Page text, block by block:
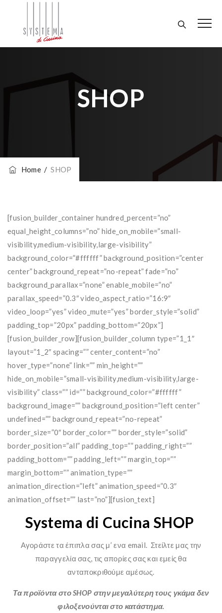
SHOP
Home/SHOP
[fusion_builder_container hundred_percent=”no”
equal_height_columns=”no” hide_on_mobile=”small-
visibility,medium-visibility,large-visibility”
background_color=”#ffffff” background_position=”center
center” background_repeat=”no-repeat” fade=”no”
background_parallax=”none” enable_mobile=”no”
parallax_speed=”0.3″ video_aspect_ratio=”16:9″
video_loop=”yes” video_mute=”yes” border_style=”solid”
padding_top=”20px” padding_bottom=”20px”]
[fusion_builder_row][fusion_builder_column type=”1_1″
layout=”1_2″ spacing=”” center_content=”no”
hover_type=”none” link=”” min_height=””
hide_on_mobile=”small-visibility,medium-visibility,large-
visibility” class=”” id=”” background_color=”#ffffff”
background_image=”” background_position=”left center”
undefined=”” background_repeat=”no-repeat”
border_size=”0″ border_color=”” border_style=”solid”
border_position=”all” padding_top=”” padding_right=””
padding_bottom=”” padding_left=”” margin_top=””
margin_bottom=”” animation_type=””
animation_direction=”left” animation_speed=”0.3″
animation_offset=”” last=”no”][fusion_text]
Systema di Cucina SHOP
Αγοράστε τα έπιπλα σας μ’ ενα email. Στείλτε μας την
παραγγελία σας, τις απορίες σας και εμείς θα
ανταποκριθούμε αμέσως.
Τα προϊόντα στοSHOP στην μεγαλύτερη τους γκάμα δεν
φιλοξενούνται στο κατάστημα.